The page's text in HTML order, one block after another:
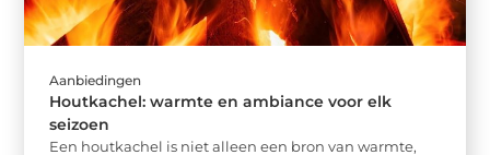
Aanbiedingen
Houtkachel: warmte en ambiance voor elk
seizoen
Een houtkachel is niet alleen een bron van warmte,